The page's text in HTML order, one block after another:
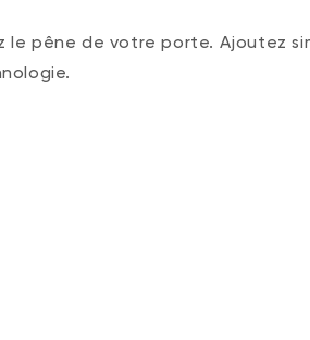
le pêne de votre porte. Ajoutez